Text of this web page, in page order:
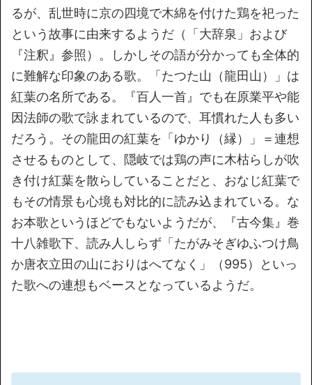
るが、乱世時に京の四境で木綿を付けた鶏を祀った
という故事に由来するようだ（「大辞泉」および
『注釈』参照）。しかしその語が分かっても全体的
に難解な印象のある歌。「たつた山（龍田山）」は
紅葉の名所である。『百人一首』でも在原業平や能
因法師の歌で詠まれているので、耳慣れた人も多い
だろう。その龍田の紅葉を「ゆかり（縁）」＝連想
させるものとして、隠岐では鶏の声に木枯らしが吹
き付け紅葉を散らしていることだと、おなじ紅葉で
もその情景も心境も対比的に読み込まれている。な
お本歌というほどでもないようだが、『古今集』巻
十八雑歌下、読み人しらず「たがみそぎゆふつけ鳥
か唐衣立田の山におりはへてなく」（995）といっ
た歌への連想もベースとなっているようだ。